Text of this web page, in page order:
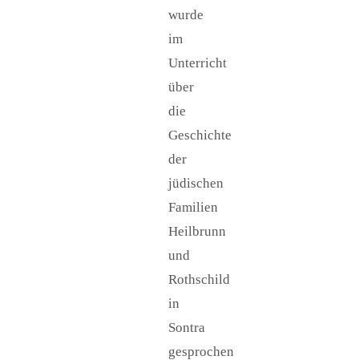
wurde
im
Unterricht
über
die
Geschichte
der
jüdischen
Familien
Heilbrunn
und
Rothschild
in
Sontra
gesprochen